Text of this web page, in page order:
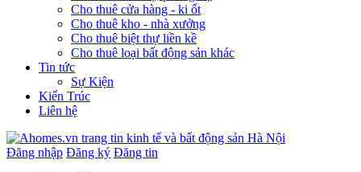
Cho thuê cửa hàng - ki ốt
Cho thuê kho - nhà xưởng
Cho thuê biệt thự liền kề
Cho thuê loại bất động sản khác
Tin tức
Sự Kiện
Kiến Trúc
Liên hệ
Đăng nhập Đăng ký Đăng tin